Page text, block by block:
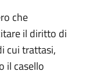
che
il diritto di
cui trattasi,
il casello